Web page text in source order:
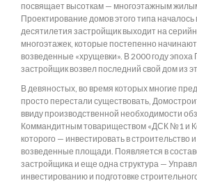
посвящает высоткам — многоэтажным
Проектирование домов этого типа началось
десятилетия застройщик выходит на
многоэтажек, которые постепенно
возведенные «хрущевки». В 2000 году
застройщик возвел последний свой дом из
В девяностых, во время которых многие
просто перестали существовать,
ввиду производственной необходимости
Коммандитным товариществом «ДСК №1 и
которого — инвестировать в строительство
возведенные площади. Появляется в
застройщика и еще одна структура —
инвестированию и подготовке